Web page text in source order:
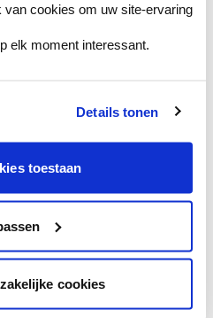
cookies om uw site-ervaring
elk moment interessant.
Details tonen
toestaan
cookies
om kleuren te
basis van de lichtinval
check-up